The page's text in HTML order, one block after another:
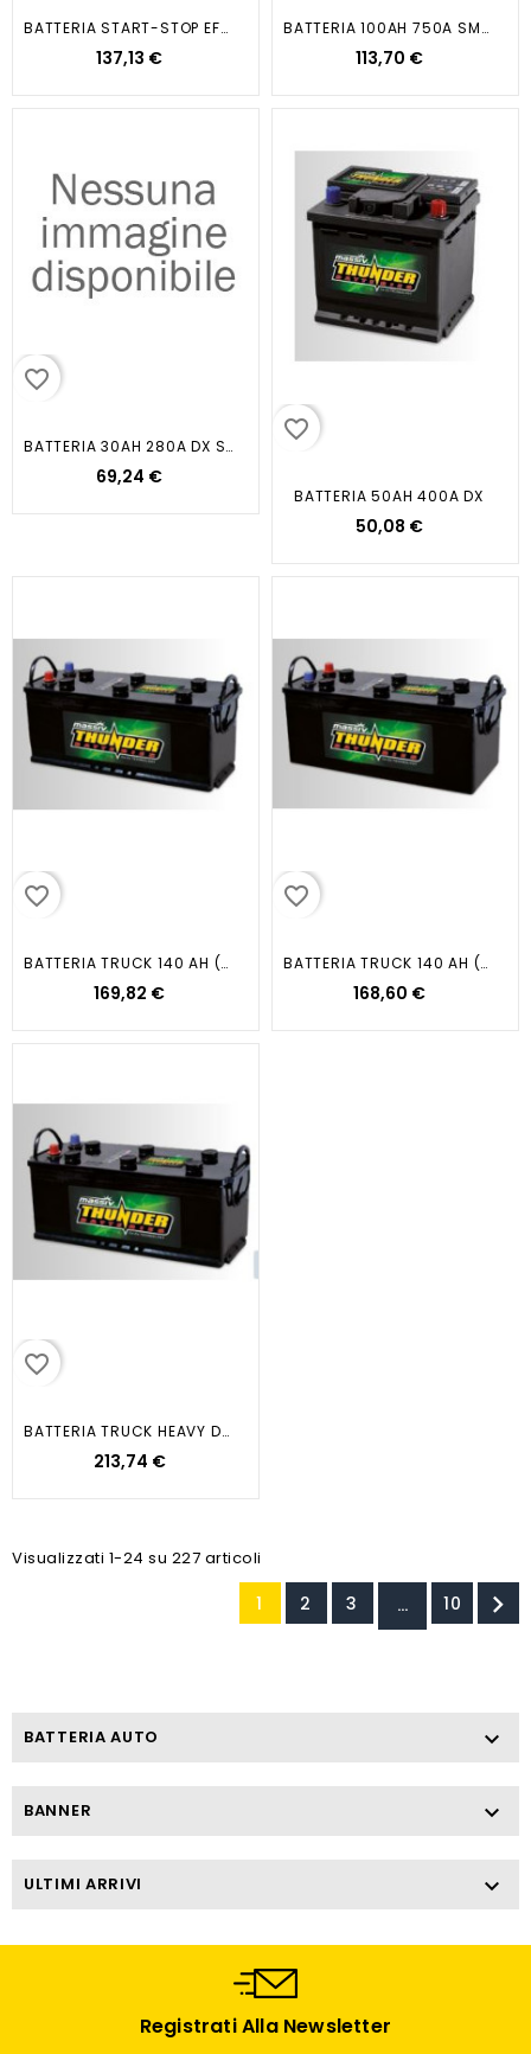
BATTERIA START-STOP EFB L4 80AH...
137,13 €
BATTERIA 100AH 750A SMF D31...
113,70 €
favorite_border
BATTERIA 30AH 280A DX SENZA...
69,24 €
favorite_border
BATTERIA 50AH 400A DX
50,08 €
favorite_border
BATTERIA TRUCK 140 AH (DX) EN800...
169,82 €
favorite_border
BATTERIA TRUCK 140 AH (SX) EN800...
168,60 €
favorite_border
BATTERIA TRUCK HEAVY DUTY 180AH...
213,74 €
Visualizzati 1-24 su 227 articoli
1 2 3 … 10 
BATTERIA AUTO 
BANNER 
ULTIMI ARRIVI 
Registrati Alla Newsletter